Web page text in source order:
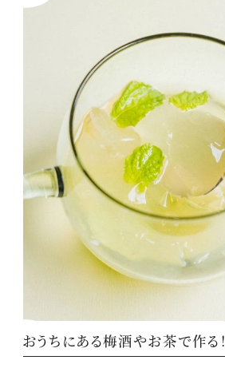
おうちにある梅酒やお茶で作る！